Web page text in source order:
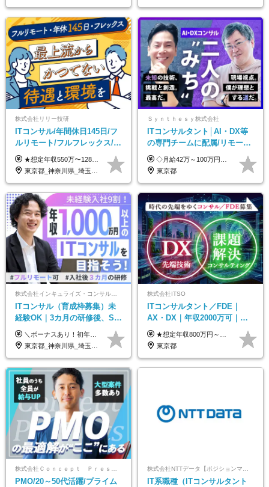
株式会社リリー技研
ITコンサル/年間休日145日/フ
ルリモート/フルフレックス/残
業基本なし/全国からの応募
OK/特別休暇あり
★想定年収550万〜1289万円 ■契約社員 月給45.8万〜71.6万円 ★想定年収688万〜1611万円 ■正社員 月給57.3万〜89.5万円 ※給与は経験・スキルを考慮の上、決定します。 ※試用期間3ヶ月（その間の給与・待遇に差異はありません）期間は短縮の可能性あり ※残業代は別途全額支給します 【★評価について★】 弊社では、1〜7の7段階からなる等級制を導入しています。 【★昇給の仕組み★】 等級が1段階上がるごとに、基本給の25％に相当する額が昇給されます。 評価は年2回実施されるため、年に2回の昇給チャンスがあります。 頑張りが正当に評価される、透明性の高い制度です。
東京都_神奈川県_埼玉県_千葉県_大阪府_愛知県_北海道_青森県_岩手県_宮城県_秋田県_山形県_福島県_茨城県_栃木県_群馬県_新潟県_山梨県_長野県_富山県_石川県_福井県_静岡県_岐阜県_三重県_兵庫県_京都府_滋賀県_奈良県_和歌山県_広島県_岡山県_鳥取県_島根県_山口県_徳島県_香川県_愛媛県_高知県_福岡県_熊本県_佐賀県_長崎県_大分県_宮崎県_鹿児島県_沖縄県
Ｓｙｎｔｈｅｓｙ株式会社
ITコンサルタント│AI・DX等
の専門チームに配属/リモート
×フレックス/Big4と同水準の
給与・待遇
◇月給42万～100万円＋賞与年2回 └年収900～1600万円可能 ★☆年収例☆★ ◎37歳・元開発エンジニア └年収900万（2年後に年収150万UP実績） ◎40歳・元SierのPM └年収1400万（2年後に年収300万UP実績） ◎43歳・元コンサルタント └年収1600万（2年後に年収200万UP実績） ※経験・スキルを考慮し決定します ※試用期間3～6カ月あり（その間の待遇に差異はありません） 【固定残業代について】 なし（残業代は、実際の労働時間に応じて別途全額支給）
東京都
株式会社インキュライズ・コンサルティング
ITコンサル（育成枠募集）未
経験OK｜3カ月の研修後、SE
からコンサルへステップアッ
プ｜リモート8割以上
＼ボーナスあり！初年度から年収300万円以上／ ■月給24万2,200円～35万円＋賞与＋各種手当 ※経験・年齢・能力等を考慮し決定いたします。 ※試用期間中（3カ月）は契約社員で、月給21万円＋諸手当になります。 （試用期間中は残業が発生しません。その他の待遇に変更はありません。） ＼自分の市場価値が上がる／ 定量評価×定性評価の明確な基準での評価制度を設けており、自分の目標達成度合いや仕事に対しての姿勢が給与にも反映されるようになっています。そのため、平均昇給額は40万円以上！100万円以上昇給する人もいます！ 【固定残業代について】 固定残業30時間分（46,000円～69,375円）を含む ※超過分は別途全額支給
東京都_神奈川県_埼玉県_千葉県_大阪府_愛知県_北海道_青森県_岩手県_宮城県_秋田県_山形県_福島県_茨城県_栃木県_群馬県_新潟県_山梨県_長野県_富山県_石川県_福井県_静岡県_岐阜県_三重県_兵庫県_京都府_滋賀県_奈良県_和歌山県_広島県_岡山県_鳥取県_島根県_山口県_徳島県_香川県_愛媛県_高知県_福岡県_熊本県_佐賀県_長崎県_大分県_宮崎県_鹿児島県_沖縄県
株式会社ITSO
ITコンサルタント／FDE｜
AX・DX｜年収2000万可｜取
引先の9割が大手企業｜残業月
10h｜リモート案件有
★想定年収800万円～最大2000万円可 ★前職給与を考慮 ★ストックオプション付与あり（IPO間近） ★昇給制度あり ┗入社6カ月後に3％以上の昇給があります。その後、業績に合わせて適宜、昇給します。 月給66万円～166.6万円 ※経験、スキルにあわせて相談のうえ決定します。 ※残業手当は残業時間に応じて別途全額支給 ※試用期間6ヶ月（期間中、給与・待遇に差異はありません）
東京都
PMO/20～50代活躍/プライム
IT系職種（ITコンサルタント